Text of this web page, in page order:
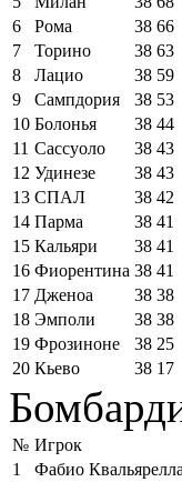
6
Рома 38 66
7
Торино 38 63
8
Лацио 38 59
9
Сампдория 38 53
10 Болонья 38 44
11 Сассуоло 38 43
12 Удинезе 38 43
13 СПАЛ 38 42
14 Парма 38 41
15 Кальяри 38 41
16 Фиорентина 38 41
17 Дженоа 38 38
18 Эмполи 38 38
19 Фрозиноне 38 25
20 Кьево 38 17
№ Игрок
1
Фабио Квальярелла